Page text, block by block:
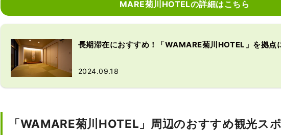
MARE菊川HOTELの詳細はこちら
長期滞在におすすめ！「WAMARE菊川HOTEL」を拠点
2024.09.18
「WAMARE菊川HOTEL」周辺のおすすめ観光ス